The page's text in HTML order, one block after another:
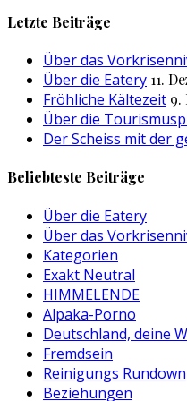
Letzte Beiträge
Über das
Über die Eatery 11.
Fröhliche Kältezeit 9.
Über die
Der Scheiss mit der
Beliebteste Beiträge
Über die Eatery
Über das
Kategorien
Exakt Neutral
HIMMELENDE
Alpaka-Porno
Deutschland, deine
Fremdsein
Reinigungs Rundown
Beziehungen